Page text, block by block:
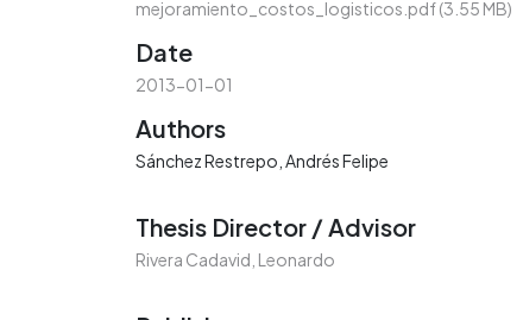
mejoramiento_costos_logisticos.pdf(3.55 MB)
Date
2013-01-01
Authors
Sánchez Restrepo, Andrés Felipe
Thesis Director / Advisor
Rivera Cadavid, Leonardo